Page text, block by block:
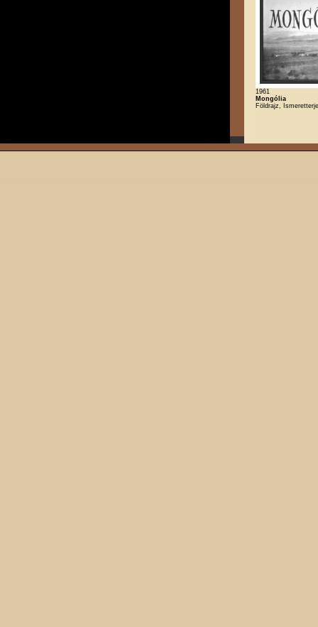
1961
Mongólia
Földrajz,